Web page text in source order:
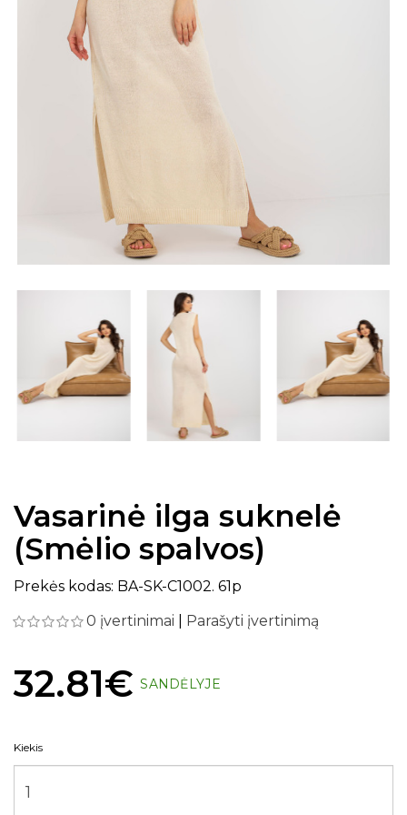
Vasarinė ilga suknelė
(Smėlio spalvos)
Prekės kodas: BA-SK-C1002. 61p
0 įvertinimai
Parašyti įvertinimą
32.81€ SANDĖLYJE
Kiekis